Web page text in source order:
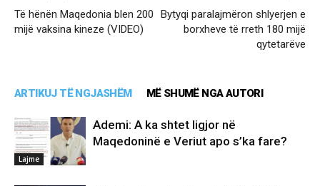
Të hënën Maqedonia blen 200
mijë vaksina kineze (VIDEO)
Bytyqi paralajmëron shlyerjen e
borxheve të rreth 180 mijë
qytetarëve
ARTIKUJ TË NGJASHËM MË SHUMË NGA AUTORI
Lajme
Ademi: A ka shtet ligjor në
Maqedoninë e Veriut apo s’ka fare?